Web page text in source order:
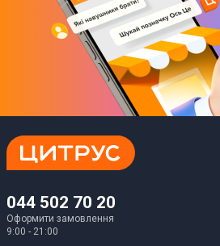
044 502 70 20
Оформити замовлення
9:00 - 21:00